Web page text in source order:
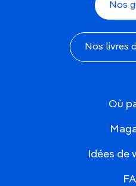
Nos
Nos livres
Où
Idées de